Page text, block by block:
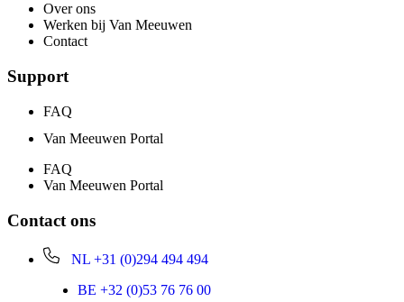
Over ons
Werken bij Van Meeuwen
Contact
Support
FAQ
Van Meeuwen Portal
FAQ
Van Meeuwen Portal
Contact ons
NL +31 (0)294 494 494
BE +32 (0)53 76 76 00